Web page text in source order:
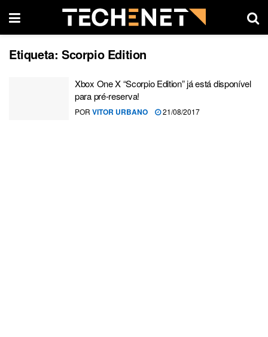
Etiqueta: Scorpio Edition
Xbox One X “Scorpio Edition” já está disponível
para pré-reserva!
POR VITOR URBANO 21/08/2017